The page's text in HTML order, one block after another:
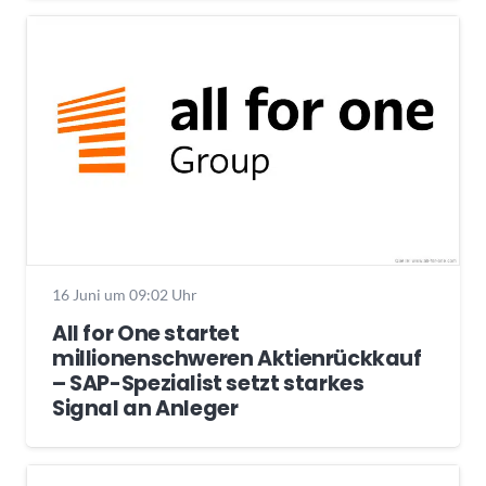
16 Juni um 09:02 Uhr
All for One startet
millionenschweren Aktienrückkauf
– SAP-Spezialist setzt starkes
Signal an Anleger